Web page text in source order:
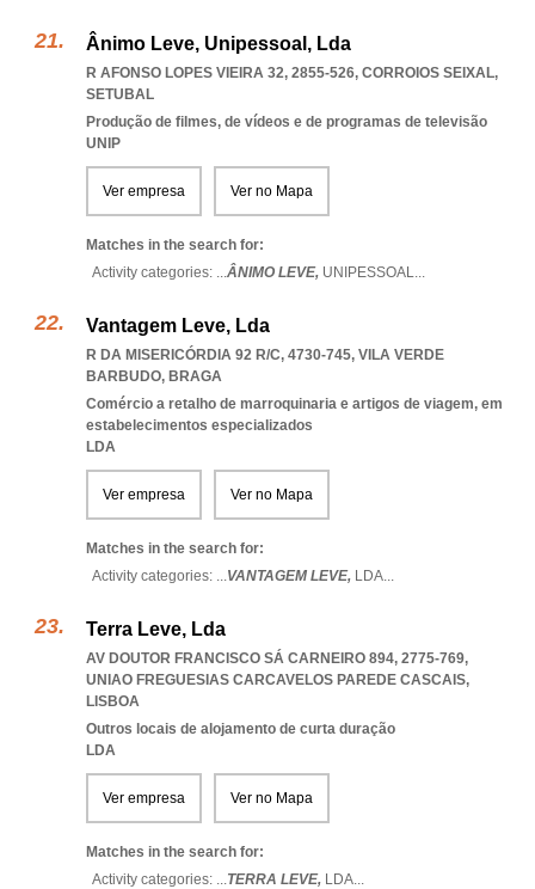
Ânimo Leve, Unipessoal, Lda
R AFONSO LOPES VIEIRA 32, 2855-526, CORROIOS SEIXAL,
SETUBAL
Produção de filmes, de vídeos e de programas de televisão
UNIP
Ver empresa Ver no Mapa
Matches in the search for:
Activity categories: ...ÂNIMO LEVE, UNIPESSOAL...
Vantagem Leve, Lda
R DA MISERICÓRDIA 92 R/C, 4730-745, VILA VERDE
BARBUDO, BRAGA
Comércio a retalho de marroquinaria e artigos de viagem, em
estabelecimentos especializados
LDA
Ver empresa Ver no Mapa
Matches in the search for:
Activity categories: ...VANTAGEM LEVE, LDA...
Terra Leve, Lda
AV DOUTOR FRANCISCO SÁ CARNEIRO 894, 2775-769,
UNIAO FREGUESIAS CARCAVELOS PAREDE CASCAIS,
LISBOA
Outros locais de alojamento de curta duração
LDA
Ver empresa Ver no Mapa
Matches in the search for:
Activity categories: ...TERRA LEVE, LDA...